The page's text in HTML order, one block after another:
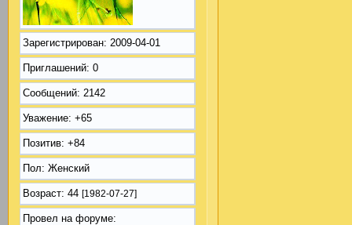
Зарегистрирован: 2009-04-01
Приглашений: 0
Сообщений: 2142
Уважение: +65
Позитив: +84
Пол: Женский
Возраст: 44[1982-07-27]
Провел на форуме: